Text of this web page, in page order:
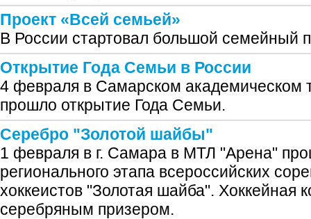
Проект «Всей семьей»
В России стартовал большой семейный
Открытие Года Семьи в России
4 февраля в Самарском академическом
прошло открытие Года Семьи.
Серебро "Золотой шайбы"
1 февраля в г. Самара в МТЛ "Арена"
регионального этапа всероссийских
хоккеистов "Золотая шайба". Хоккейная
серебряным призером.